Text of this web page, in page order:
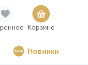
Корзина
Новинки